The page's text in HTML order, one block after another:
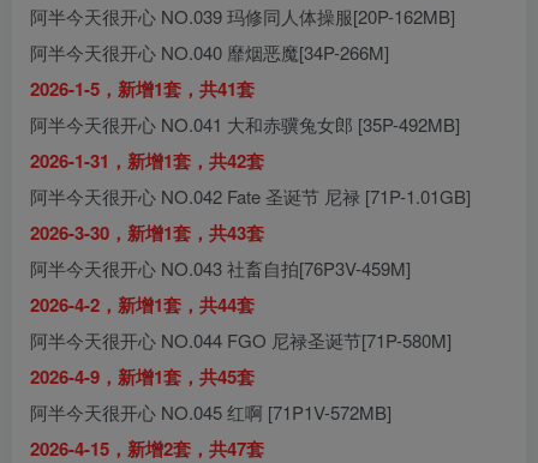
阿半今天很开心 NO.039 玛修同人体操服[20P-162MB]
阿半今天很开心 NO.040 靡烟恶魔[34P-266M]
2026-1-5，新增1套，共41套
阿半今天很开心 NO.041 大和赤骥兔女郎 [35P-492MB]
2026-1-31，新增1套，共42套
阿半今天很开心 NO.042 Fate 圣诞节 尼禄 [71P-1.01GB]
2026-3-30，新增1套，共43套
阿半今天很开心 NO.043 社畜自拍[76P3V-459M]
2026-4-2，新增1套，共44套
阿半今天很开心 NO.044 FGO 尼禄圣诞节[71P-580M]
2026-4-9，新增1套，共45套
阿半今天很开心 NO.045 红啊 [71P1V-572MB]
2026-4-15，新增2套，共47套